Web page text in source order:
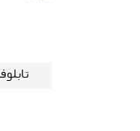
تابلوفرش ،